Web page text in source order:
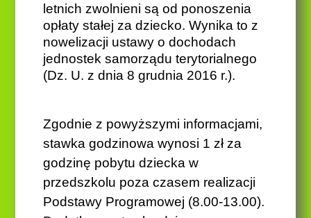
letnich zwolnieni są od ponoszenia
opłaty stałej za dziecko. Wynika to z
nowelizacji ustawy o dochodach
jednostek samorządu terytorialnego
(Dz. U. z dnia 8 grudnia 2016 r.).
Zgodnie z powyższymi informacjami,
stawka godzinowa wynosi 1zł za
godzinę pobytu dziecka w
przedszkolu poza czasem realizacji
Podstawy Programowej (8.00-13.00).